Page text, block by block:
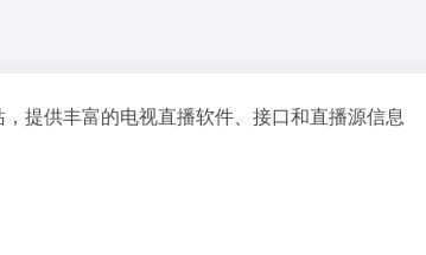
提供丰富的电视直播软件、接口和直播源信息